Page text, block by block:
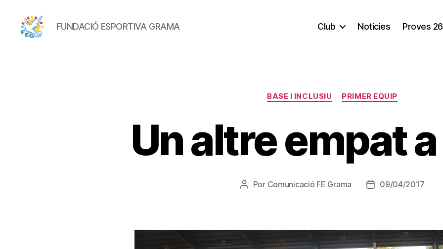
FUNDACIÓ ESPORTIVA GRAMA Club Notícies Proves
Categorías
BASE I INCLUSIU PRIMER EQUIP
Un altre empat
Autor
Por Comunicació FE Grama
Fecha09/04/2017